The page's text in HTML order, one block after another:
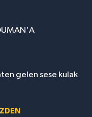
gelen sese kulak